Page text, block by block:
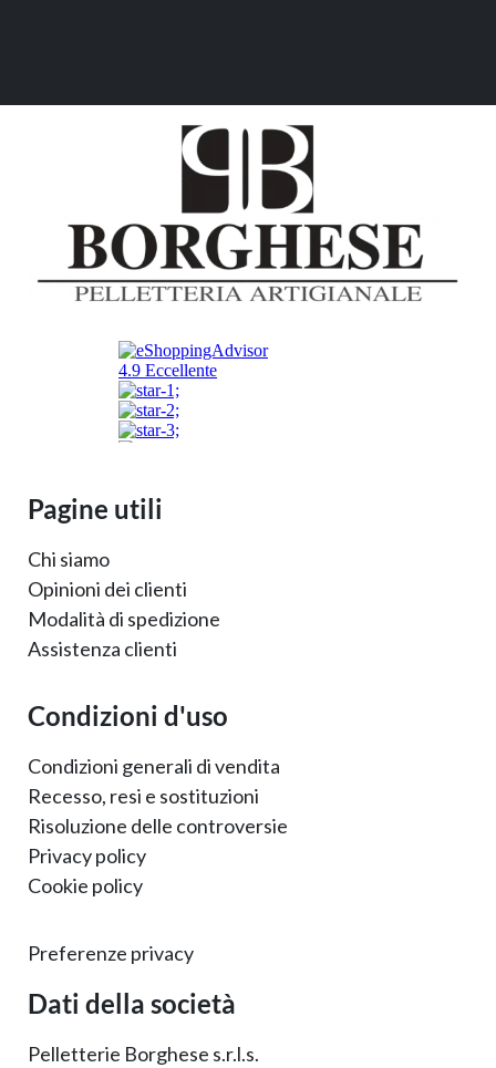
Pagine utili
Chi siamo
Opinioni dei clienti
Modalità di spedizione
Assistenza clienti
Condizioni d'uso
Condizioni generali di vendita
Recesso, resi e sostituzioni
Risoluzione delle controversie
Privacy policy
Cookie policy
Preferenze privacy
Dati della società
Pelletterie Borghese s.r.l.s.